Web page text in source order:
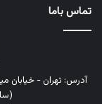
تماس باما